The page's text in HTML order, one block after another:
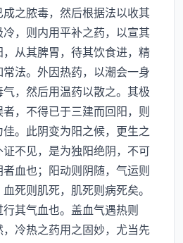
之脓毒，然后根据法以收其
，则内用平补之药，以宣其
从其脾胃，待其饮食进，精
法。外因热药，以潮会一身
，然后用温药以散之。其极
，不得已于三建而回阳，则
。此阴变为阳之候，更生之
不见，是为独阳绝阴，不可
血也；阳动则阴随，气运则
死则肌死，肌死则病死矣。
其气血也。盖血气遇热则
冷热之药用之固妙，尤当先